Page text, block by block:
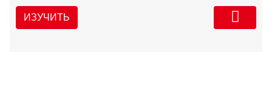
ИЗУЧИТЬ